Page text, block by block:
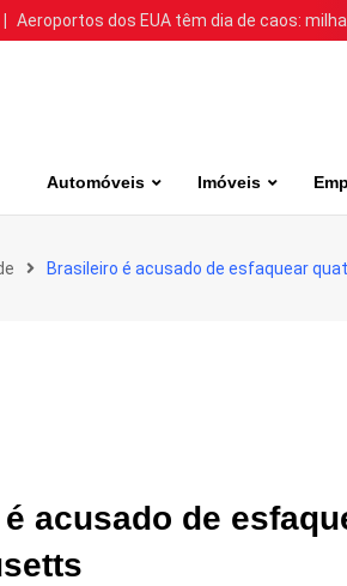
Aeroportos dos EUA têm dia de caos:
Automóveis Imóveis
Brasileiro é acusado de esfaquear
acusado de